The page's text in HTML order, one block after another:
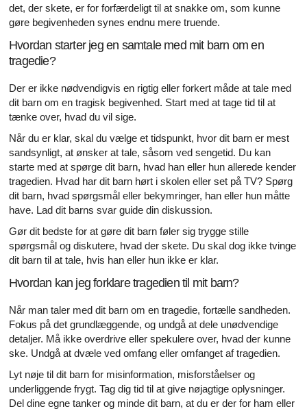
det, der skete, er for forfærdeligt til at snakke om, som kunne
gøre begivenheden synes endnu mere truende.
Hvordan starter jeg en samtale med mit barn om en
tragedie?
Der er ikke nødvendigvis en rigtig eller forkert måde at tale med
dit barn om en tragisk begivenhed. Start med at tage tid til at
tænke over, hvad du vil sige.
Når du er klar, skal du vælge et tidspunkt, hvor dit barn er mest
sandsynligt, at ønsker at tale, såsom ved sengetid. Du kan
starte med at spørge dit barn, hvad han eller hun allerede kender
tragedien. Hvad har dit barn hørt i skolen eller set på TV? Spørg
dit barn, hvad spørgsmål eller bekymringer, han eller hun måtte
have. Lad dit barns svar guide din diskussion.
Gør dit bedste for at gøre dit barn føler sig trygge stille
spørgsmål og diskutere, hvad der skete. Du skal dog ikke tvinge
dit barn til at tale, hvis han eller hun ikke er klar.
Hvordan kan jeg forklare tragedien til mit barn?
Når man taler med dit barn om en tragedie, fortælle sandheden.
Fokus på det grundlæggende, og undgå at dele unødvendige
detaljer. Må ikke overdrive eller spekulere over, hvad der kunne
ske. Undgå at dvæle ved omfang eller omfanget af tragedien.
Lyt nøje til dit barn for misinformation, misforståelser og
underliggende frygt. Tag dig tid til at give nøjagtige oplysninger.
Del dine egne tanker og minde dit barn, at du er der for ham eller